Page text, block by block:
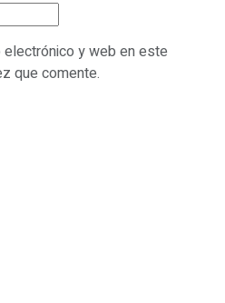
electrónico y web en este
que comente.